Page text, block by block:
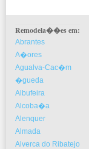
Remodela��es em:
Abrantes
A�ores
Agualva-Cac�m
�gueda
Albufeira
Alcoba�a
Alenquer
Almada
Alverca do Ribatejo